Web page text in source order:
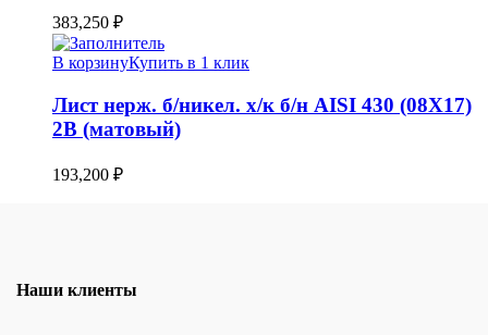
383,250 ₽
В корзинуКупить в 1 клик
Лист нерж. б/никел. х/к б/н AISI 430 (08Х17)
2B (матовый)
193,200 ₽
Наши клиенты